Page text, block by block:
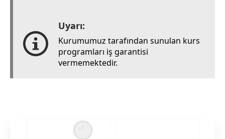
Uyarı:
Kurumumuz tarafından sunulan kurs
programları iş garantisi
vermemektedir.